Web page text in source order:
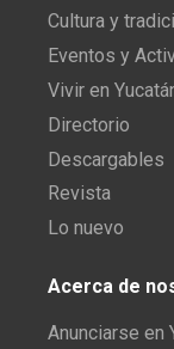
Cultura y
Eventos y
Vivir en
Directorio
Descargables
Revista
Lo nuevo
Acerca de
Anunciarse en